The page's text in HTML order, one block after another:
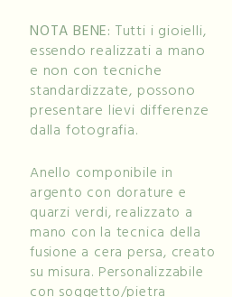
NOTA BENE: Tutti i gioielli,
essendo realizzati a mano
e non con tecniche
standardizzate, possono
presentare lievi differenze
dalla fotografia.
Anello componibile in
argento con dorature e
quarzi verdi, realizzato a
mano con la tecnica della
fusione a cera persa, creato
su misura. Personalizzabile
con soggetto/pietra